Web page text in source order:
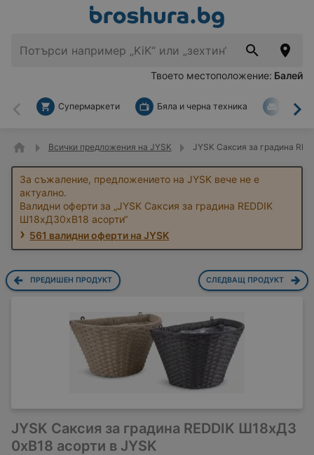
Твоето местоположение: Балей
Назад
Супермаркети Бяла и черна техника За
Всички предложения на JYSK JYSK Саксия за градина
За съжаление, предложението на JYSK вече не е
актуално.
Валидни оферти за „JYSK Саксия за градина REDDIK
Ш18xД30xВ18 асорти“
561 валидни оферти на JYSK
ПРЕДИШЕН ПРОДУКТ СЛЕДВАЩ ПРОДУКТ
JYSK Саксия за градина REDDIK Ш18xД3
0xВ18 асорти в JYSK